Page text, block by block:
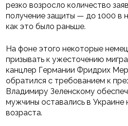
резко возросло количество
получение защиты — до 1000 в
как это было раньше.
На фоне этого некоторые
призывать к ужесточению
канцлер Германии Фридрих
обратился с требованием к
Владимиру Зеленскому
мужчины оставались в Украине
возраста.